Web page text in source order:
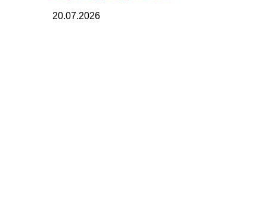
20.07.2026